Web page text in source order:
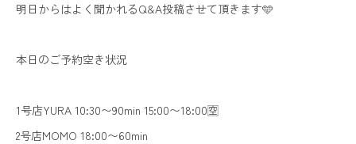
明日からはよく聞かれるQ&A投稿させて頂きます🩵
本日のご予約空き状況
1号店YURA 10:30〜90min 15:00〜18:00🈳
2号店MOMO 18:00〜60min